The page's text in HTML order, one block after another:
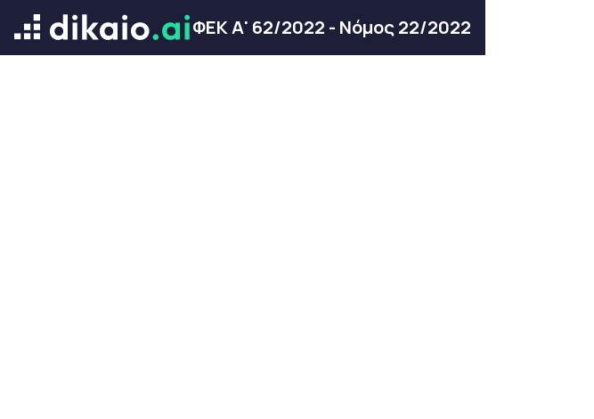
ΦΕΚ Α' 62/2022 - Νόμος 22/2022